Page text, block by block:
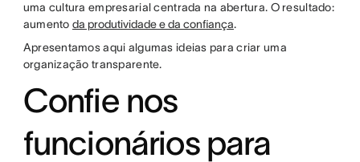
uma cultura empresarial centrada na abertura. O resultado:
aumento da produtividade e da confiança.
Apresentamos aqui algumas ideias para criar uma
organização transparente.
Confie nos
funcionários para